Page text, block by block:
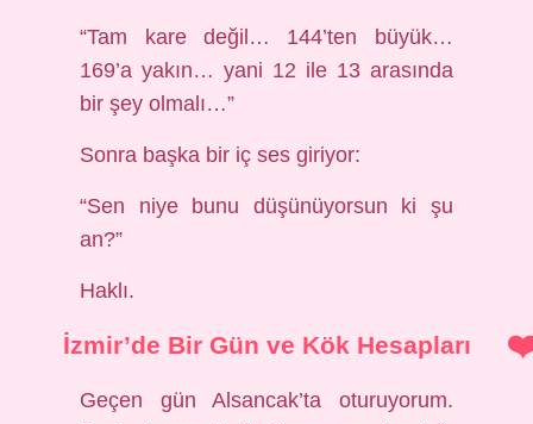
“Tam kare değil… 144’ten büyük…
169’a yakın… yani 12 ile 13 arasında
bir şey olmalı…”
Sonra başka bir iç ses giriyor:
“Sen niye bunu düşünüyorsun ki şu
an?”
Haklı.
İzmir’de Bir Gün ve Kök Hesapları
Geçen gün Alsancak’ta oturuyorum.